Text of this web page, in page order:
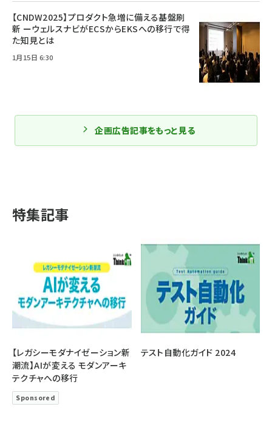
【CNDW2025】プロダクト急増に備える基盤刷
新 ーウェルスナビがECSからEKSへの移行で得
た知見とは
1月15日 6:30
企画広告記事をもっと見る
特集記事
【レガシーモダナイゼーション新
潮流】AIが変える モダンアーキ
テクチャへの移行
Sponsored
テスト自動化ガイド 2024